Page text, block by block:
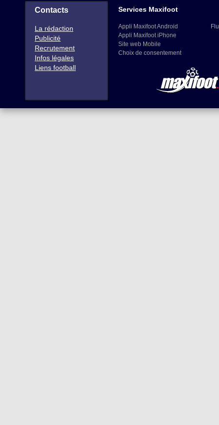
Contacts
La rédaction
Publicité
Recrutement
Infos légales
Liens football
Services Maxifoot
Appli Maxifoot Android
Appli Maxifoot iPhone
Site web Mobile
Choix de consentement